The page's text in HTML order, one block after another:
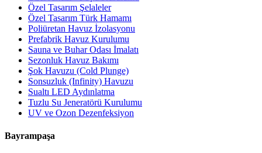
Özel Tasarım Şelaleler
Özel Tasarım Türk Hamamı
Poliüretan Havuz İzolasyonu
Prefabrik Havuz Kurulumu
Sauna ve Buhar Odası İmalatı
Sezonluk Havuz Bakımı
Şok Havuzu (Cold Plunge)
Sonsuzluk (Infinity) Havuzu
Sualtı LED Aydınlatma
Tuzlu Su Jeneratörü Kurulumu
UV ve Ozon Dezenfeksiyon
Bayrampaşa